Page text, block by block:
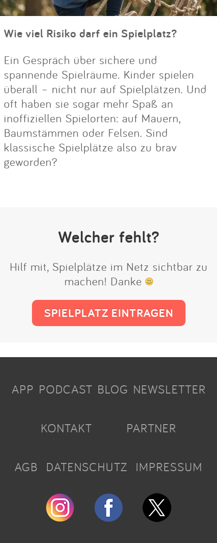
Wie viel Risiko darf ein Spielplatz?
Ein Gespräch über sichere und
spannende Spielräume. Kinder spielen
überall – nicht nur auf Spielplätzen. Und
oft haben sie sogar mehr Spaß an
inoffiziellen Spielorten: auf Mauern,
Baumstämmen oder Felsen. Sind
klassische Spielplätze also zu brav
geworden?
Welcher fehlt?
Hilf mit, Spielplätze im Netz sichtbar zu
machen! Danke
SPIELPLATZ EINTRAGEN
APP PODCAST BLOG NEWSLETTER
KONTAKT PARTNER
AGB DATENSCHUTZ IMPRESSUM